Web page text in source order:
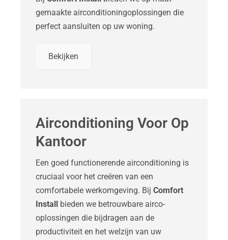
gemaakte airconditioningoplossingen die
perfect aansluiten op uw woning.
Bekijken
Airconditioning Voor Op
Kantoor
Een goed functionerende airconditioning is
cruciaal voor het creëren van een
comfortabele werkomgeving. Bij Comfort
Install
bieden we betrouwbare airco-
oplossingen die bijdragen aan de
productiviteit en het welzijn van uw